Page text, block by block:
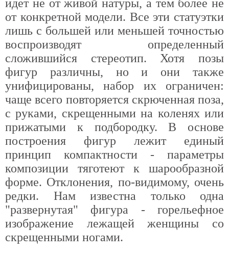
идет не от живой натуры, а тем более не
от конкретной модели. Все эти статуэтки
лишь с большей или меньшей точностью
воспроизводят определенный
сложившийся стереотип. Хотя позы
фигур различны, но и они также
унифицированы, набор их ограничен:
чаще всего повторяется скрюченная поза,
с руками, скрещенными на коленях или
прижатыми к подбородку. В основе
построения фигур лежит единый
принцип компактности - параметры
композиции тяготеют к шарообразной
форме. Отклонения, по-видимому, очень
редки. Нам известна только одна
"развернутая" фигура - горельефное
изображение лежащей женщины со
скрещенными ногами.